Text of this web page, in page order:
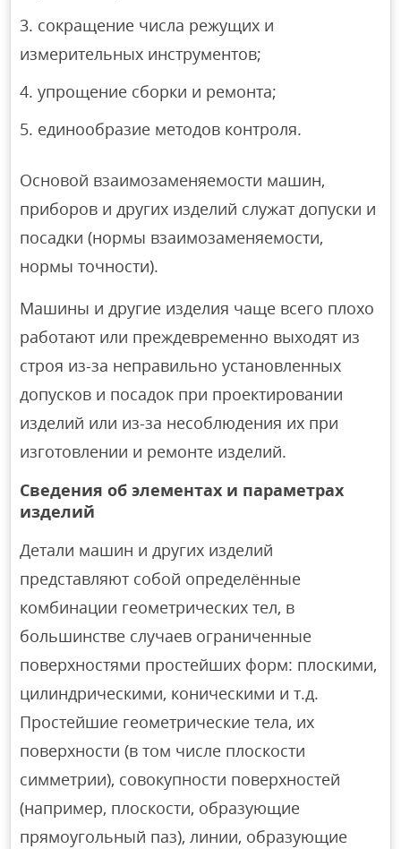
сокращение числа режущих и
измерительных инструментов;
упрощение сборки и ремонта;
единообразие методов контроля.
Основой взаимозаменяемости машин,
приборов и других изделий служат допуски и
посадки (нормы взаимозаменяемости,
нормы точности).
Машины и другие изделия чаще всего плохо
работают или преждевременно выходят из
строя из-за неправильно установленных
допусков и посадок при проектировании
изделий или из-за несоблюдения их при
изготовлении и ремонте изделий.
Сведения об элементах и параметрах
изделий
Детали машин и других изделий
представляют собой определённые
комбинации геометрических тел, в
большинстве случаев ограниченные
поверхностями простейших форм: плоскими,
цилиндрическими, коническими и т.д.
Простейшие геометрические тела, их
поверхности (в том числе плоскости
симметрии), совокупности поверхностей
(например, плоскости, образующие
прямоугольный паз), линии, образующие